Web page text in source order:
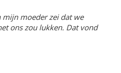
mijn moeder zei dat we
ons zou lukken. Dat vond